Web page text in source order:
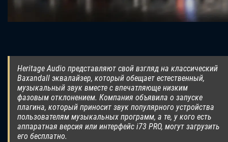
Heritage Audio представляют свой взгляд на классический
Baxandall эквалайзер, который обещает естественный,
музыкальный звук вместе с впечатляюще низким
фазовым отклонением. Компания объявила о запуске
плагина, который приносит звук популярного устройства
пользователям музыкальных программ, а те, у кого есть
аппаратная версия или интерфейс i73 PRO, могут загрузить
его бесплатно.